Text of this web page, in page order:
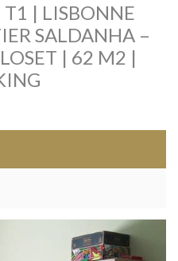
| LISBONNE
SALDANHA –
| 62 M2 |